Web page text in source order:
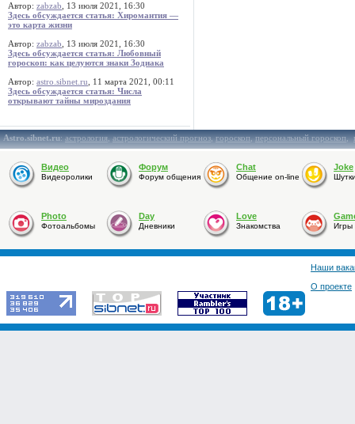
Автор: zabzab , 13 июля 2021, 16:30
Здесь обсуждается статья: Хиромантия —
это карта жизни
Автор: zabzab , 13 июля 2021, 16:30
Здесь обсуждается статья: Любовный
гороскоп: как целуются знаки Зодиака
Автор: astro.sibnet.ru , 11 марта 2021, 00:11
Здесь обсуждается статья: Числа
открывают тайны мироздания
Astro.sibnet.ru:астрология,астрологический прогноз,гороскоп,персональный гороскоп,
Видео
Видеоролики
Форум
Форум общения
Chat
Общение on-line
Joke
Photo
Фотоальбомы
Day
Дневники
Love
Знакомства Игры
Наши
О проекте